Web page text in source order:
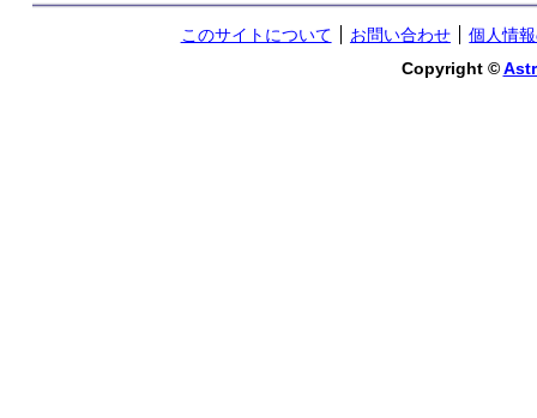
このサイトについて お問い合わせ
個人情
Copyright ©